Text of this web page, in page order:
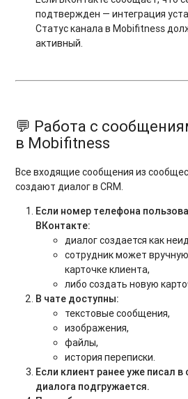
подтвержден — интеграция
Статус канала в Mobifitness
активный.
💬 Работа с
в Mobifitness
Все входящие сообщения из
создают диалог в CRM.
Если номер телефона
ВКонтакте:
диалог создается как
сотрудник может
карточке клиента,
либо создать новую
В чате доступны:
текстовые сообщения,
изображения,
файлы,
история переписки.
Если клиент ранее уже писал
диалога подгружается.